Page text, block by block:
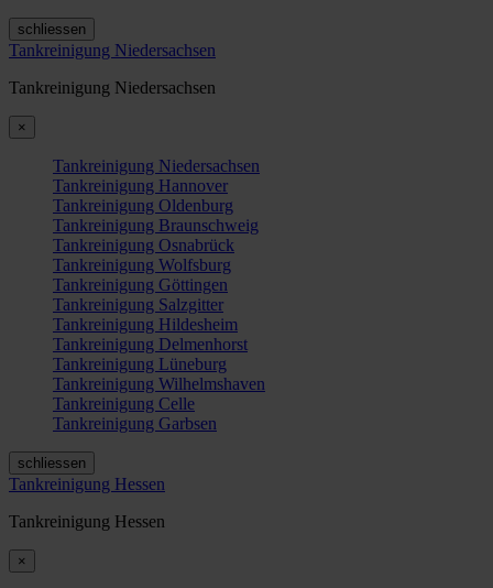
schliessen
Tankreinigung Niedersachsen
Tankreinigung Niedersachsen
×
Tankreinigung Niedersachsen
Tankreinigung Hannover
Tankreinigung Oldenburg
Tankreinigung Braunschweig
Tankreinigung Osnabrück
Tankreinigung Wolfsburg
Tankreinigung Göttingen
Tankreinigung Salzgitter
Tankreinigung Hildesheim
Tankreinigung Delmenhorst
Tankreinigung Lüneburg
Tankreinigung Wilhelmshaven
Tankreinigung Celle
Tankreinigung Garbsen
schliessen
Tankreinigung Hessen
Tankreinigung Hessen
×